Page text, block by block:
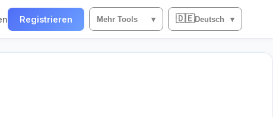
Registrieren Mehr Tools ▾ 🇩🇪Deutsch ▾